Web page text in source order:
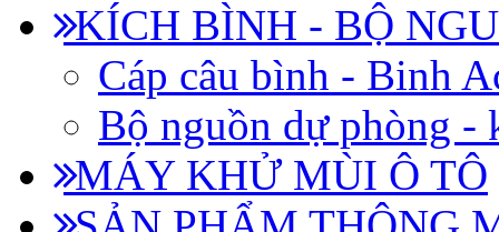
KÍCH BÌNH - BỘ
Cáp câu bình - Binh
Bộ nguồn dự phòng -
MÁY KHỬ MÙI Ô TÔ